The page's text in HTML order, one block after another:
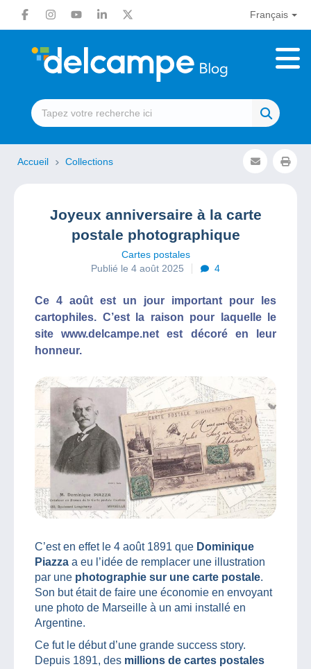
Français
Accueil Collections
Joyeux anniversaire à la carte
postale photographique
Cartes postales
Publié le 4 août 2025
4
Ce 4 août est un jour important pour les
cartophiles. C’est la raison pour laquelle le
site www.delcampe.net est décoré en leur
honneur.
C’est en effet le 4 août 1891 que Dominique
Piazza a eu l’idée de remplacer une illustration
par une photographie sur une carte postale.
Son but était de faire une économie en envoyant
une photo de Marseille à un ami installé en
Argentine.
Ce fut le début d’une grande success story.
Depuis 1891, des millions de cartes postales